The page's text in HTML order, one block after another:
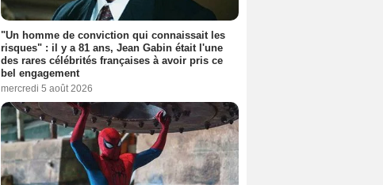
"Un homme de conviction qui connaissait les
risques" : il y a 81 ans, Jean Gabin était l'une
des rares célébrités françaises à avoir pris ce
bel engagement
mercredi 5 août 2026